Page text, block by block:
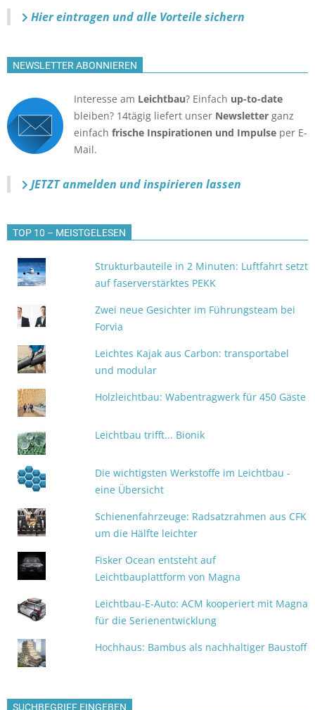
Hier eintragen und alle Vorteile sichern
NEWSLETTER ABONNIEREN
Interesse am Leichtbau? Einfach up-to-date
bleiben? 14tägig liefert unser Newsletter ganz
einfach frische Inspirationen und Impulse per E-
Mail.
JETZT anmelden und inspirieren lassen
TOP 10 – MEISTGELESEN
Strukturbauteile in 2 Minuten: Luftfahrt setzt
auf faserverstärktes PEKK
Zwei neue Gesichter im Führungsteam bei
Forvia
Leichtes Kajak aus Carbon: transportabel
und modular
Holzleichtbau: Wabentragwerk für 450 Gäste
Leichtbau trifft... Bionik
Die wichtigsten Werkstoffe im Leichtbau -
eine Übersicht
Schienenfahrzeuge: Radsatzrahmen aus CFK
um die Hälfte leichter
Fisker Ocean entsteht auf
Leichtbauplattform von Magna
Leichtbau-E-Auto: ACM kooperiert mit Magna
für die Serienentwicklung
Hochhaus: Bambus als nachhaltiger Baustoff
SUCHBEGRIFF EINGEBEN